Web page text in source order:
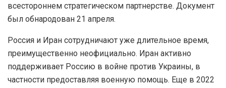
всестороннем стратегическом партнерстве. Документ
был обнародован 21 апреля.
Россия и Иран сотрудничают уже длительное время,
преимущественно неофициально. Иран активно
поддерживает Россию в войне против Украины, в
частности предоставляя военную помощь. Еще в 2022